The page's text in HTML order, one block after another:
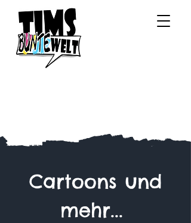
Cartoons und
mehr...